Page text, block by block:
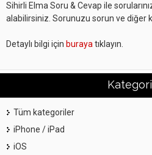
Sihirli Elma Soru & Cevap ile
alabilirsiniz. Sorunuzu sorun ve diğer
Detaylı bilgi için buraya tıklayın.
Tüm kategoriler
iPhone / iPad
iOS